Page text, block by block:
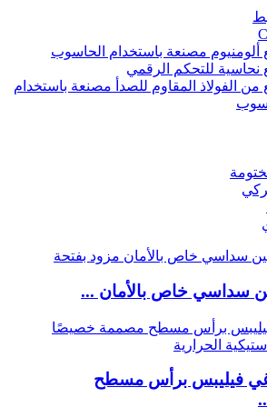
مصنعة باستخدام الحاسوب
للتحكم الرقمي
الفولاذ المقاوم للصدأ مصنعة باستخدام
سداسي خاص بالأمان ...
فيليبس برأس مسطح